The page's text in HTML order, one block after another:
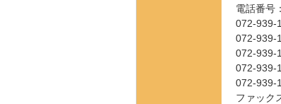
電話番号
072-939-
072-939-
072-939-
072-939-
072-939-
ファック